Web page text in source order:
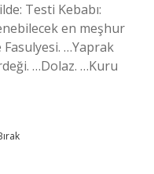
Testi Kebabı:
en meşhur
…Yaprak
…Dolaz. …Kuru